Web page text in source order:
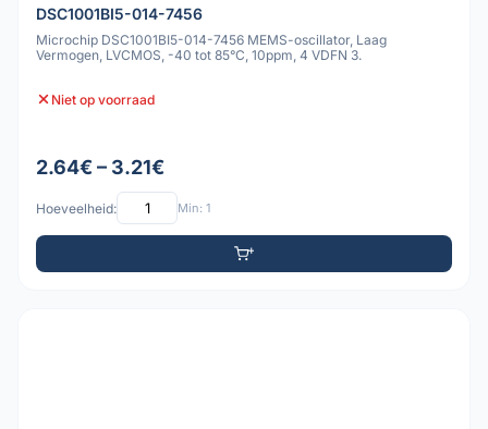
DSC1001BI5-014-7456
Microchip DSC1001BI5-014-7456 MEMS-oscillator, Laag
Vermogen, LVCMOS, -40 tot 85°C, 10ppm, 4 VDFN 3.
Niet op voorraad
2.64€ – 3.21€
Hoeveelheid: Min: 1